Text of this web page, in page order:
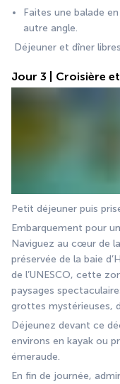
Faites une balade
autre angle.
Déjeuner et dîner
Jour 3 | Croisière
Petit déjeuner puis
Embarquement pour
Naviguez au cœur de
préservée de la baie
de l’UNESCO, cette
paysages
grottes mystérieuses,
Déjeunez devant ce
environs en kayak ou
émeraude.
En fin de journée,